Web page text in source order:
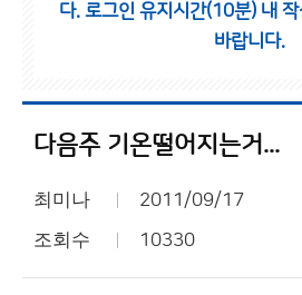
다. 로그인 유지시간(10분) 내 작
바랍니다.
다음주 기온떨어지는거...
최미나 2011/09/17
조회수 10330